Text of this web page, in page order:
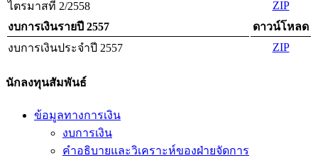
ไตรมาสที่ 2/2558
ZIP
งบการเงินรายปี 2557
ดาวน์โหลด
งบการเงินประจำปี 2557
ZIP
นักลงทุนสัมพันธ์
ข้อมูลทางการเงิน
งบการเงิน
คำอธิบายและวิเคราะห์ของฝ่ายจัดการ